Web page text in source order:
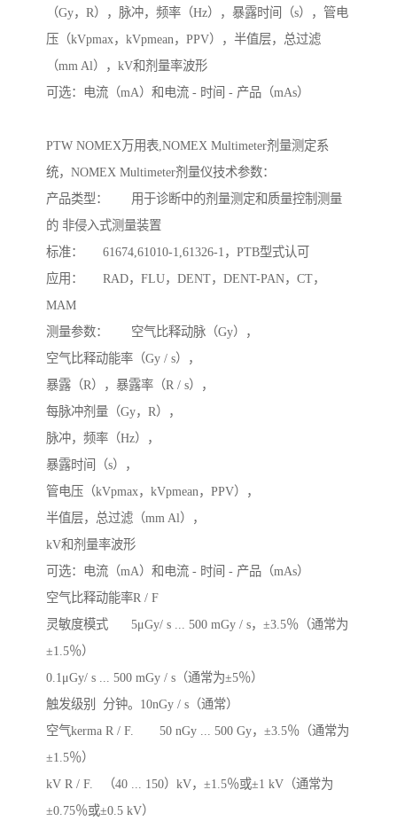
（Gy，R），脉冲，频率（Hz），暴露时间（s），管电
压（kVpmax，kVpmean，PPV），半值层，总过滤
（mm Al），kV和剂量率波形
可选：电流（mA）和电流 - 时间 - 产品（mAs）
PTW NOMEX万用表,NOMEX Multimeter剂量测定系
统，NOMEX Multimeter剂量仪技术参数：
产品类型：	用于诊断中的剂量测定和质量控制测量
的 非侵入式测量装置
标准：	61674,61010-1,61326-1，PTB型式认可
应用：	RAD，FLU，DENT，DENT-PAN，CT，
MAM
测量参数：	空气比释动脉（Gy），
空气比释动能率（Gy / s），
暴露（R），暴露率（R / s），
每脉冲剂量（Gy，R），
脉冲，频率（Hz），
暴露时间（s），
管电压（kVpmax，kVpmean，PPV），
半值层，总过滤（mm Al），
kV和剂量率波形
可选：电流（mA）和电流 - 时间 - 产品（mAs）
空气比释动能率R / F
灵敏度模式	5μGy/ s ... 500 mGy / s，±3.5％（通常为
±1.5％）
0.1μGy/ s ... 500 mGy / s（通常为±5％）
触发级别	分钟。10nGy / s（通常）
空气kerma R / F.	50 nGy ... 500 Gy，±3.5％（通常为
±1.5％）
kV R / F.	（40 ... 150）kV，±1.5％或±1 kV（通常为
±0.75％或±0.5 kV）